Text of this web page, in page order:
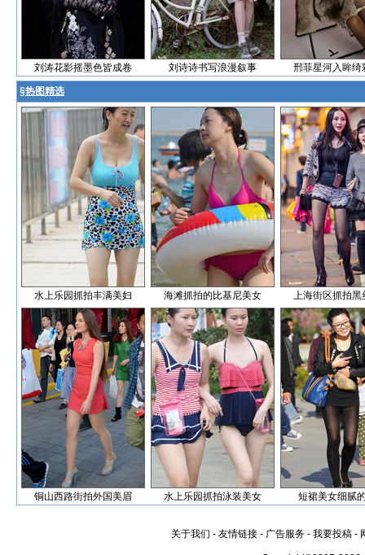
刘涛花影摇墨色皆成卷 刘诗诗书写浪漫叙事 邢菲星河入眸绮
§热图精选
水上乐园抓拍丰满美妇 海滩抓拍的比基尼美女 上海街区抓拍黑
铜山西路街拍外国美眉 水上乐园抓拍泳装美女 短裙美女细腻
关于我们 - 友情链接 - 广告服务 - 我要投稿 -